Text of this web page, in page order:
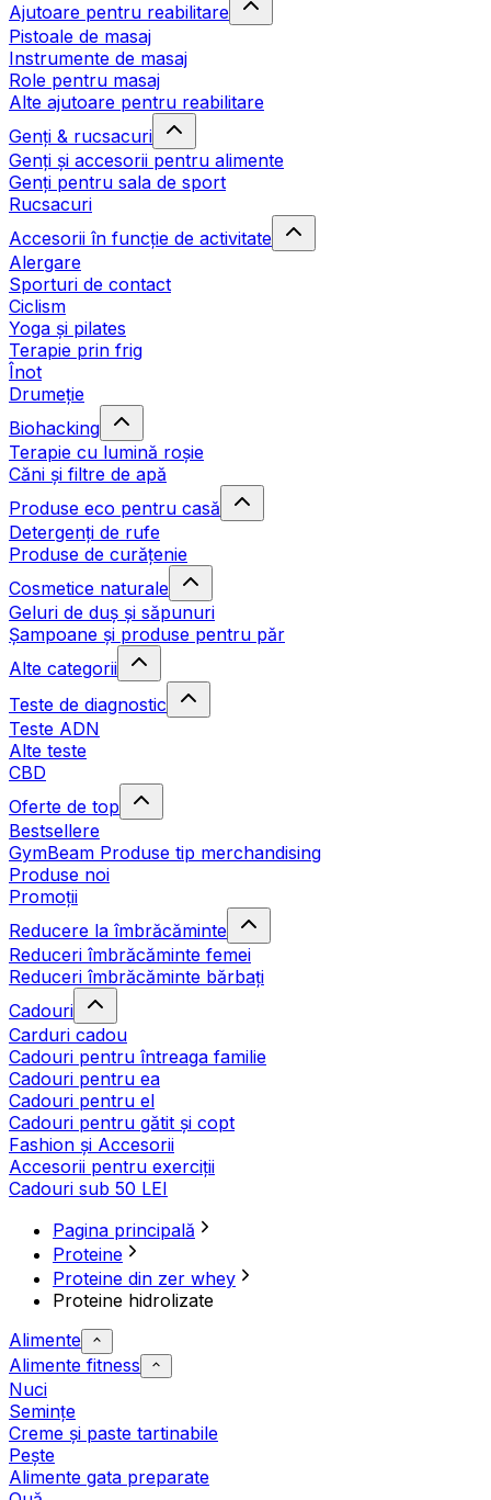
Ajutoare pentru reabilitare
Pistoale de masaj
Instrumente de masaj
Role pentru masaj
Alte ajutoare pentru reabilitare
Genți & rucsacuri
Genți și accesorii pentru alimente
Genți pentru sala de sport
Rucsacuri
Accesorii în funcție de activitate
Alergare
Sporturi de contact
Ciclism
Yoga și pilates
Terapie prin frig
Înot
Drumeție
Biohacking
Terapie cu lumină roșie
Căni și filtre de apă
Produse eco pentru casă
Detergenți de rufe
Produse de curățenie
Cosmetice naturale
Geluri de duș și săpunuri
Șampoane și produse pentru păr
Alte categorii
Teste de diagnostic
Teste ADN
Alte teste
CBD
Oferte de top
Bestsellere
GymBeam Produse tip merchandising
Produse noi
Promoții
Reducere la îmbrăcăminte
Reduceri îmbrăcăminte femei
Reduceri îmbrăcăminte bărbați
Cadouri
Carduri cadou
Cadouri pentru întreaga familie
Cadouri pentru ea
Cadouri pentru el
Cadouri pentru gătit și copt
Fashion și Accesorii
Accesorii pentru exerciții
Cadouri sub 50 LEI
Pagina principală
Proteine
Proteine din zer whey
Proteine hidrolizate
Alimente
Alimente fitness
Nuci
Semințe
Creme și paste tartinabile
Pește
Alimente gata preparate